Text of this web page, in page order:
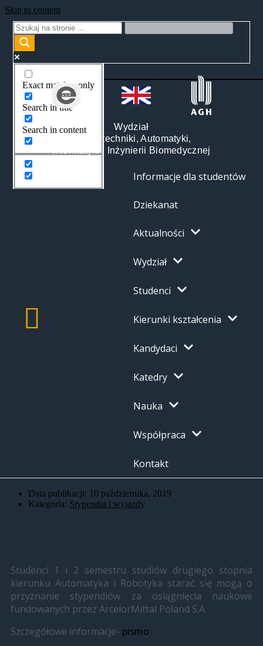
Skip to content
Exact matches only
Search in title
Search in content
Wydział
Elektrotechniki, Automatyki,
Informatyki i Inżynierii Biomedycznej
Informacje dla studentów
Dziekanat
Aktualności
Wydział
Studenci
Kierunki kształcenia
Kandydaci
Katedry
Nauka
Współpraca
Kontakt
Data publikacji: 10 października, 2019
Kategoria: Stypendia i wyjazdy
Studenci 1 i 2 semestru studiów drugiego stopnia
kierunku Automatyka i Robotyka starać się mogą o
przyznanie stypendiów za osiągnięcia naukowe
fundowanych przez ArcelorMittal Poland S.A.
Szczegółowe informacje- pismo